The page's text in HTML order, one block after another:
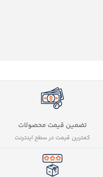
تضمین قیمت محصولات
کمترین قیمت در سطح اینترنت